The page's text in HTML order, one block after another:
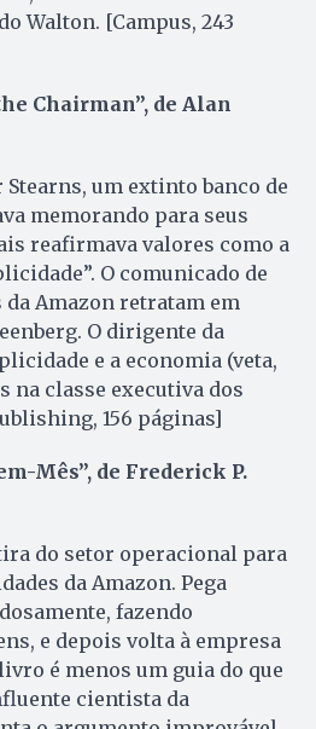
Walton. [Campus, 243
Chairman”, de Alan
Stearns, um extinto banco de
memorando para seus
reafirmava valores como a
O comunicado de
Amazon retratam em
O dirigente da
e a economia (veta,
na classe executiva dos
156 páginas]
Mês”, de Frederick P.
do setor operacional para
da Amazon. Pega
fazendo
e depois volta à empresa
é menos um guia do que
cientista da